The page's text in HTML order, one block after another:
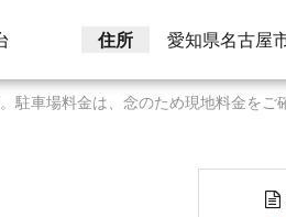
住所 愛知県名古屋
駐車場料金は、念のため現地料金をご